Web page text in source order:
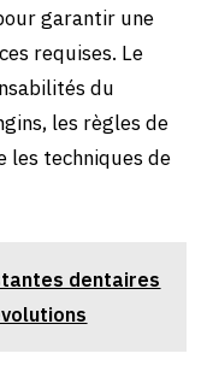
garantir une
requises. Le
du
les règles de
les techniques de
dentaires